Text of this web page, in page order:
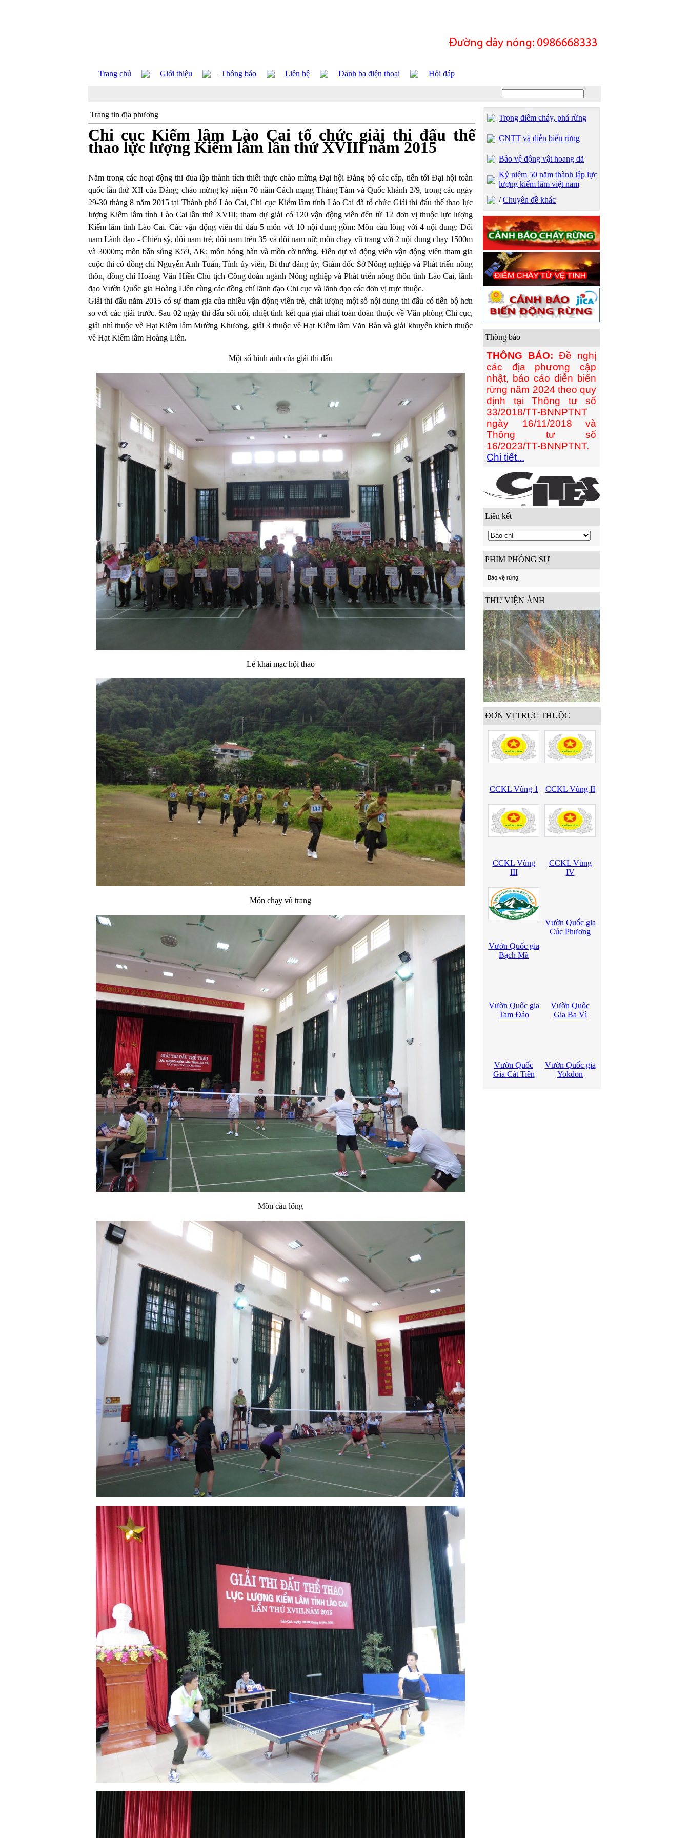
Trang chủ Giới thiệu Thông báo Liên hệ Danh bạ điện thoại Hỏi đáp
Trang tin địa phương
Chi cục Kiểm lâm Lào Cai tổ chức giải thi đấu thể
thao lực lượng Kiểm lâm lần thứ XVIII năm 2015
Nằm trong các hoạt động thi đua lập thành tích thiết thực chào mừng Đại hội Đảng bộ các cấp, tiến tới Đại hội toàn
quốc lần thứ XII của Đảng; chào mừng kỷ niệm 70 năm Cách mạng Tháng Tám và Quốc khánh 2/9, trong các ngày
29-30 tháng 8 năm 2015 tại Thành phố Lào Cai, Chi cục Kiểm lâm tỉnh Lào Cai đã tổ chức Giải thi đấu thể thao lực
lượng Kiểm lâm tỉnh Lào Cai lần thứ XVIII; tham dự giải có 120 vận động viên đến từ 12 đơn vị thuộc lực lượng
Kiểm lâm tỉnh Lào Cai. Các vận động viên thi đấu 5 môn với 10 nội dung gồm: Môn cầu lông với 4 nội dung: Đôi
nam Lãnh đạo - Chiến sỹ, đôi nam trẻ, đôi nam trên 35 và đôi nam nữ; môn chạy vũ trang với 2 nội dung chạy 1500m
và 3000m; môn bắn súng K59, AK; môn bóng bàn và môn cờ tướng. Đến dự và động viên vận động viên tham gia
cuộc thi có đồng chí Nguyễn Anh Tuấn, Tỉnh ủy viên, Bí thư đảng ủy, Giám đốc Sở Nông nghiệp và Phát triển nông
thôn, đồng chí Hoàng Văn Hiền Chủ tịch Công đoàn ngành Nông nghiệp và Phát triển nông thôn tỉnh Lào Cai, lãnh
đạo Vườn Quốc gia Hoàng Liên cùng các đồng chí lãnh đạo Chi cục và lãnh đạo các đơn vị trực thuộc.
Giải thi đấu năm 2015 có sự tham gia của nhiều vận động viên trẻ, chất lượng một số nội dung thi đấu có tiến bộ hơn
so với các giải trước. Sau 02 ngày thi đấu sôi nổi, nhiệt tình kết quả giải nhất toàn đoàn thuộc về Văn phòng Chi cục,
giải nhì thuộc về Hạt Kiểm lâm Mường Khương, giải 3 thuộc về Hạt Kiểm lâm Văn Bàn và giải khuyến khích thuộc
về Hạt Kiểm lâm Hoàng Liên.
Một số hình ảnh của giải thi đấu
Lế khai mạc hội thao
Môn chạy vũ trang
Môn cầu lông
Trọng điểm cháy, phá rừng
CNTT và diễn biến rừng
Bảo vệ động vật hoang dã
Kỷ niệm 50 năm thành lập lực
lượng kiểm lâm việt nam
/Chuyên đề khác
Thông báo
THÔNG BÁO: Đề nghị
các địa phương cập
nhật, báo cáo diễn biến
rừng năm 2024 theo quy
định tại Thông tư số
33/2018/TT-BNNPTNT
ngày 16/11/2018 và
Thông tư số
16/2023/TT-BNNPTNT.
Chi tiết...
Liên kết
PHIM PHÓNG SỰ
Bảo vệ rừng
THƯ VIỆN ẢNH
ĐƠN VỊ TRỰC THUỘC
CCKL Vùng 1 CCKL Vùng II
CCKL Vùng
III
CCKL Vùng
IV
Vườn Quốc gia
Bạch Mã
Vườn Quốc gia
Cúc Phương
Vườn Quốc gia
Tam Đảo
Vườn Quốc
Gia Ba Vì
Vườn Quốc
Gia Cát Tiên
Vườn Quốc gia
Yokdon